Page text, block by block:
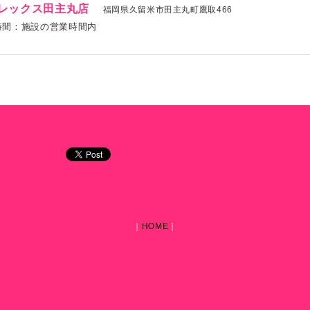
ックス田主丸店 福岡県久留米市田主丸町鷹取466
間：施設の営業時間内
HOME